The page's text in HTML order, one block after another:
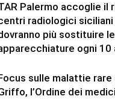
Palermo accoglie il
radiologici siciliani
più sostituire le
ogni 10
sulle malattie rare
l’Ordine dei